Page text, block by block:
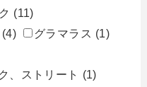
(11)
(4) グラマラス (1)
、ストリート
(1)